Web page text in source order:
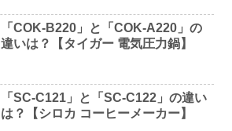
「COK-B220」と「COK-A220」の
違いは？【タイガー 電気圧力鍋】
「SC-C121」と「SC-C122」の違い
は？【シロカ コーヒーメーカー】